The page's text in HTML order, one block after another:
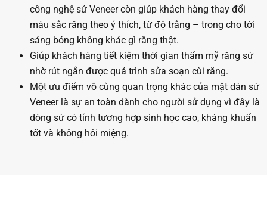
công nghệ sứ Veneer còn giúp khách hàng thay đổi
màu sắc răng theo ý thích, từ độ trắng – trong cho tới
sáng bóng không khác gì răng thật.
Giúp khách hàng tiết kiệm thời gian thẩm mỹ răng sứ
nhờ rút ngắn được quá trình sửa soạn cùi răng.
Một ưu điểm vô cùng quan trọng khác của mặt dán sứ
Veneer là sự an toàn dành cho người sử dụng vì đây là
dòng sứ có tính tương hợp sinh học cao, kháng khuẩn
tốt và không hôi miệng.